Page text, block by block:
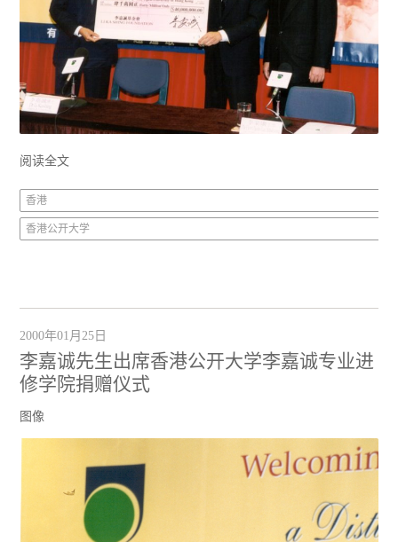
阅读全文
香港
香港公开大学
2000年01月25日
李嘉诚先生出席香港公开大学李嘉诚专业进
修学院捐赠仪式
图像